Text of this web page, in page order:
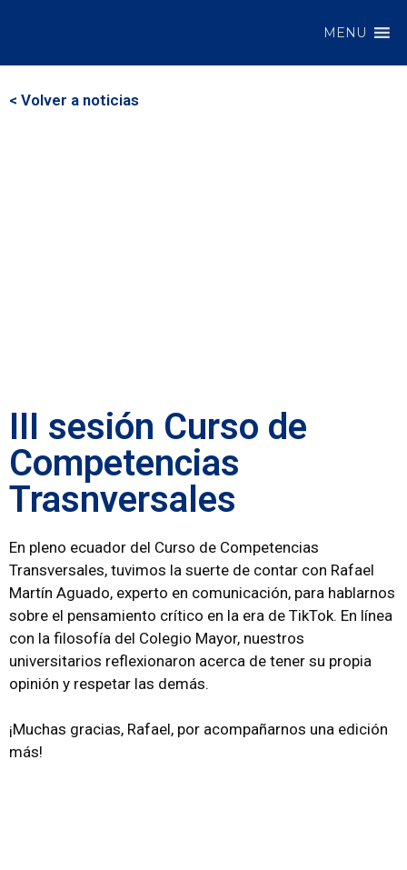
MENU
< Volver a noticias
III sesión Curso de
Competencias
Trasnversales
En pleno ecuador del Curso de Competencias
Transversales, tuvimos la suerte de contar con Rafael
Martín Aguado, experto en comunicación, para hablarnos
sobre el pensamiento crítico en la era de TikTok. En línea
con la filosofía del Colegio Mayor, nuestros
universitarios reflexionaron acerca de tener su propia
opinión y respetar las demás.
¡Muchas gracias, Rafael, por acompañarnos una edición
más!